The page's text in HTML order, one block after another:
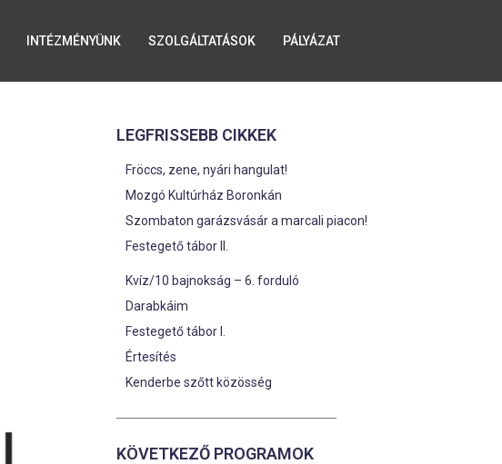
INTÉZMÉNYÜNK SZOLGÁLTATÁSOK PÁLYÁZAT
LEGFRISSEBB CIKKEK
Fröccs, zene, nyári hangulat!
Mozgó Kultúrház Boronkán
Szombaton garázsvásár a marcali piacon!
Festegető tábor II.
Kvíz/10 bajnokság – 6. forduló
Darabkáim
Festegető tábor I.
Értesítés
Kenderbe szőtt közösség
KÖVETKEZŐ PROGRAMOK